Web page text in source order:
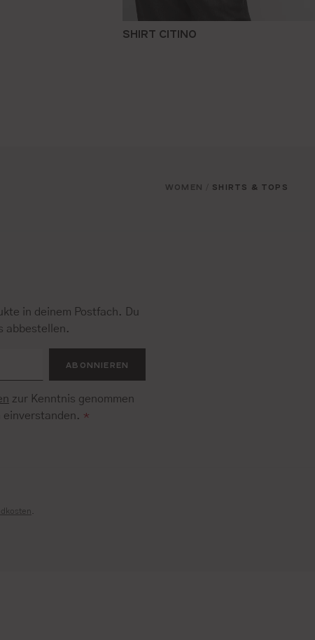
SHIRT CITINO
WOMEN SHIRTS & TOPS
in deinem Postfach. Du
abbestellen.
ABONNIEREN
zur Kenntnis genommen
einverstanden. *
.